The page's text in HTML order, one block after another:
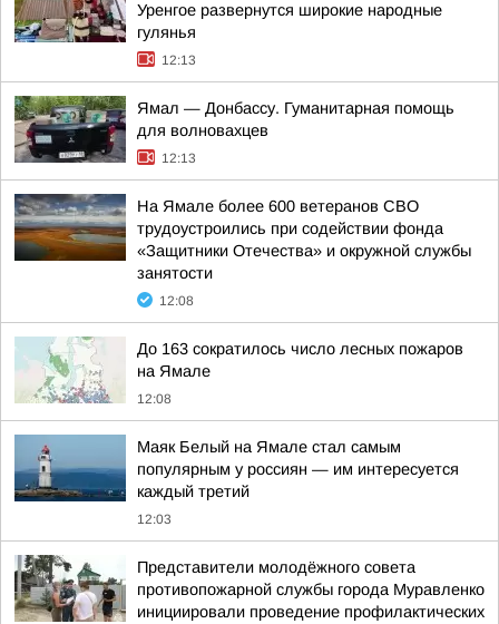
Уренгое развернутся широкие народные
гулянья
12:13
Ямал — Донбассу. Гуманитарная помощь
для волновахцев
12:13
На Ямале более 600 ветеранов СВО
трудоустроились при содействии фонда
«Защитники Отечества» и окружной службы
занятости
12:08
До 163 сократилось число лесных пожаров
на Ямале
12:08
Маяк Белый на Ямале стал самым
популярным у россиян — им интересуется
каждый третий
12:03
Представители молодёжного совета
противопожарной службы города Муравленко
инициировали проведение профилактических